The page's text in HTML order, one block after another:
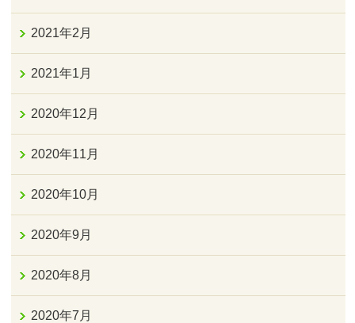
2021年2月
2021年1月
2020年12月
2020年11月
2020年10月
2020年9月
2020年8月
2020年7月